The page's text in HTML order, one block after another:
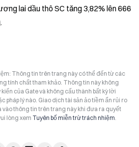
lai dầu thô SC tăng 3,82% lên 666
Thông tin trên trang này có thể đến từ các
tính chất tham khảo. Thông tin này không
của Gate và không cấu thành bất kỳ lời
pháp lý nào. Giao dịch tài sản ảo tiềm ẩn rủi ro
vào thông tin trên trang này khi đưa ra quyết
lòng xem Tuyên bố miễn trừ trách nhiệm.